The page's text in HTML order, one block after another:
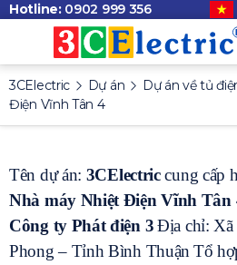
Hotline: 0902 999 356
3CElectric Dự án Dự án về tủ
Điện Vĩnh Tân 4
Tên dự án: 3CElectriccung cấp
Nhà máy Nhiệt Điện Vĩnh Tân
Công ty Phát điện 3Địa chỉ:
Phong – Tỉnh Bình Thuận Tổ